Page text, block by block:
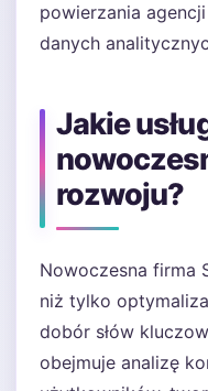
powierzania
danych
Jakie
rozwoju?
Nowoczesna firma
niż tylko
dobór słów
obejmuje analizę